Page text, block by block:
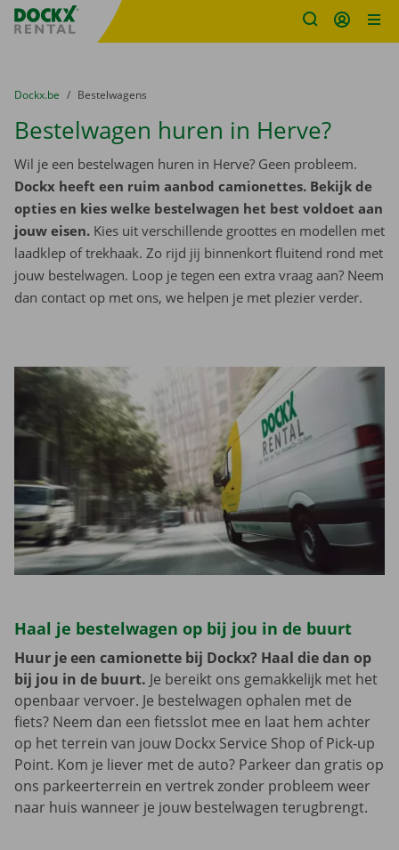
Fratello DEMO
U bevindt zich hier:
van
Dockx.be naar
Bestelwagens
Bestelwagen huren in Herve?
Wil je een bestelwagen huren in Herve? Geen probleem.
Dockx heeft een ruim aanbod camionettes. Bekijk de
opties en kies welke bestelwagen het best voldoet aan
jouw eisen. Kies uit verschillende groottes en modellen met
laadklep of trekhaak. Zo rijd jij binnenkort fluitend rond met
jouw bestelwagen. Loop je tegen een extra vraag aan? Neem
dan contact op met ons, we helpen je met plezier verder.
Haal je bestelwagen op bij jou in de buurt
Huur je een camionette bij Dockx? Haal die dan op
bij jou in de buurt. Je bereikt ons gemakkelijk met het
openbaar vervoer. Je bestelwagen ophalen met de
fiets? Neem dan een fietsslot mee en laat hem achter
op het terrein van jouw Dockx Service Shop of Pick-up
Point. Kom je liever met de auto? Parkeer dan gratis op
ons parkeerterrein en vertrek zonder probleem weer
naar huis wanneer je jouw bestelwagen terugbrengt.